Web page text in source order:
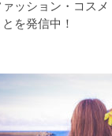
ァッション・コス
を発信中！